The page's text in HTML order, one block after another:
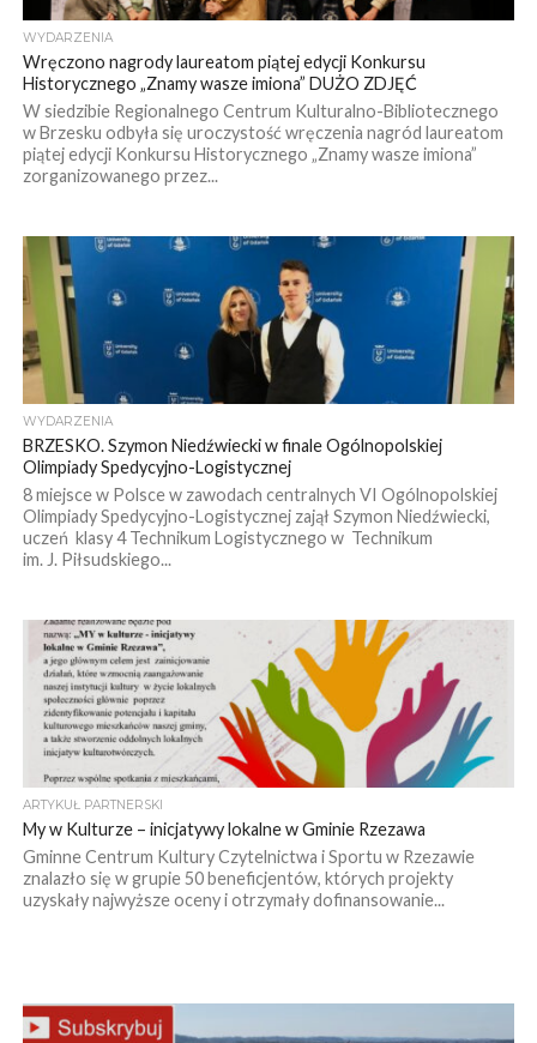
WYDARZENIA
Wręczono nagrody laureatom piątej edycji Konkursu
Historycznego „Znamy wasze imiona” DUŻO ZDJĘĆ
W siedzibie Regionalnego Centrum Kulturalno-Bibliotecznego
w Brzesku odbyła się uroczystość wręczenia nagród laureatom
piątej edycji Konkursu Historycznego „Znamy wasze imiona”
zorganizowanego przez...
WYDARZENIA
BRZESKO. Szymon Niedźwiecki w finale Ogólnopolskiej
Olimpiady Spedycyjno-Logistycznej
8 miejsce w Polsce w zawodach centralnych VI Ogólnopolskiej
Olimpiady Spedycyjno-Logistycznej zajął Szymon Niedźwiecki,
uczeń klasy 4 Technikum Logistycznego w Technikum
im. J. Piłsudskiego...
ARTYKUŁ PARTNERSKI
My w Kulturze – inicjatywy lokalne w Gminie Rzezawa
Gminne Centrum Kultury Czytelnictwa i Sportu w Rzezawie
znalazło się w grupie 50 beneficjentów, których projekty
uzyskały najwyższe oceny i otrzymały dofinansowanie...